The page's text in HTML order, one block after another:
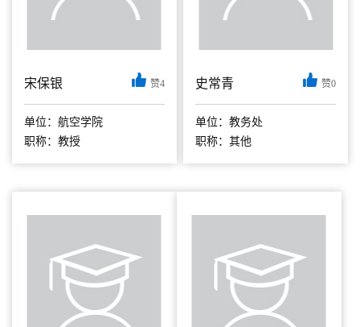
宋保银 赞4
单位：航空学院
职称：教授
史常青 赞0
单位：教务处
职称：其他